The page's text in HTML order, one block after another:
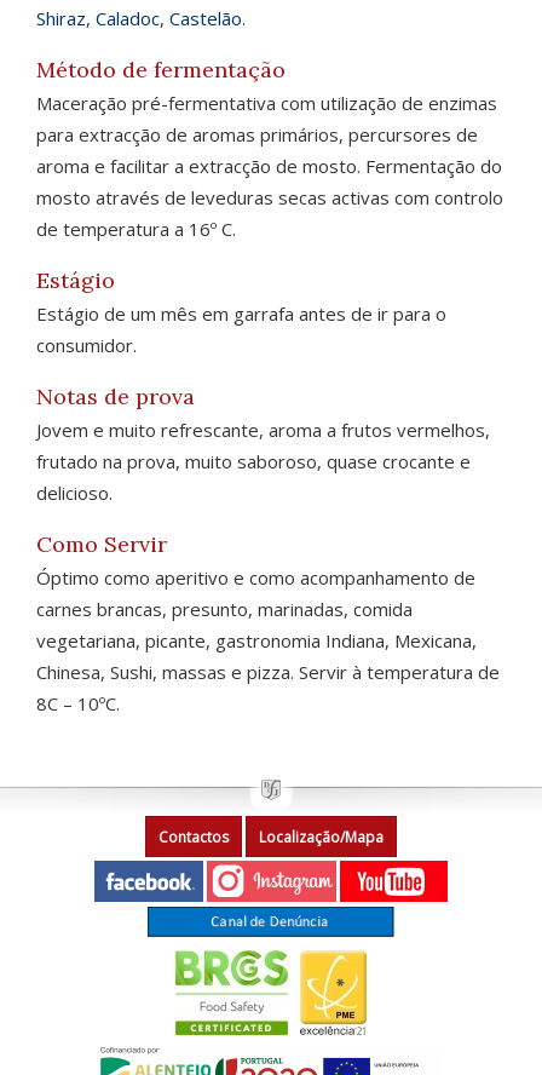
Shiraz, Caladoc, Castelão.
Método de fermentação
Maceração pré-fermentativa com utilização de enzimas
para extracção de aromas primários, percursores de
aroma e facilitar a extracção de mosto. Fermentação do
mosto através de leveduras secas activas com controlo
de temperatura a 16º C.
Estágio
Estágio de um mês em garrafa antes de ir para o
consumidor.
Notas de prova
Jovem e muito refrescante, aroma a frutos vermelhos,
frutado na prova, muito saboroso, quase crocante e
delicioso.
Como Servir
Óptimo como aperitivo e como acompanhamento de
carnes brancas, presunto, marinadas, comida
vegetariana, picante, gastronomia Indiana, Mexicana,
Chinesa, Sushi, massas e pizza. Servir à temperatura de
8C – 10ºC.
Contactos Localização/Mapa